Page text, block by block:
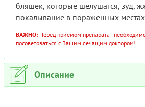
бляшек, которые шелушатся, зуд,
покалывание в пораженных местах
ВАЖНО: Перед приёмом препарата -
посоветоваться с Вашим лечащим доктором!
Описание